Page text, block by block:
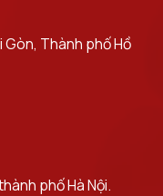
Gòn, Thành phố Hồ
phố Hà Nội.